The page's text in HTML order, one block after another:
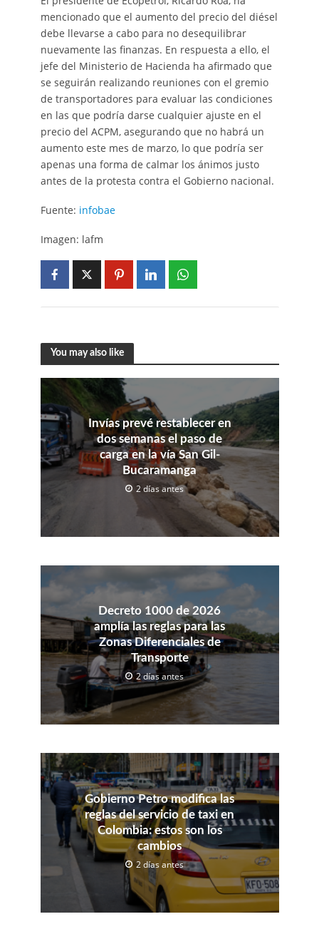
mencionado que el aumento del precio del diésel
debe llevarse a cabo para no desequilibrar
nuevamente las finanzas. En respuesta a ello, el
jefe del Ministerio de Hacienda ha afirmado que
se seguirán realizando reuniones con el gremio
de transportadores para evaluar las condiciones
en las que podría darse cualquier ajuste en el
precio del ACPM, asegurando que no habrá un
aumento este mes de marzo, lo que podría ser
apenas una forma de calmar los ánimos justo
antes de la protesta contra el Gobierno nacional.
Fuente: infobae
Imagen: lafm
You may also like
Invías prevé restablecer en
dos semanas el paso de
carga en la vía San Gil-
Bucaramanga
2 días antes
Decreto 1000 de 2026
amplía las reglas para las
Zonas Diferenciales de
Transporte
2 días antes
Gobierno Petro modifica las
reglas del servicio de taxi en
Colombia: estos son los
cambios
2 días antes